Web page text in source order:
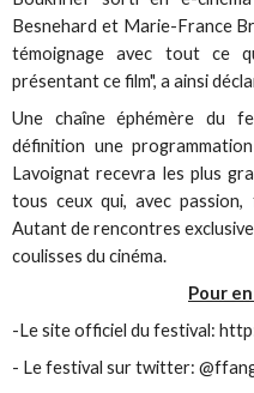
Besnehard et Marie-France
témoignage avec tout ce
présentant ce film", a ainsi
Une chaîne éphémère du
définition une
Lavoignat recevra les plus
tous ceux qui, avec
Autant de rencontres
coulisses du cinéma.
Pour
-Le site officiel du festival:
- Le festival sur twitter: